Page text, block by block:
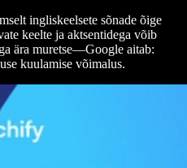
ingliskeelsete sõnade õige
keelte ja aktsentidega võib
ära muretse—Google aitab:
kuulamise võimalus.